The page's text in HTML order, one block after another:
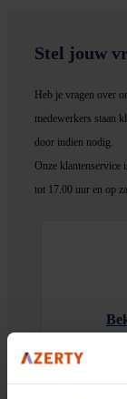
Stel jouw
Heb je vragen over
medewerkers staan
door indien nodig.
Onze klantenservice
tot 17.00 uur en op